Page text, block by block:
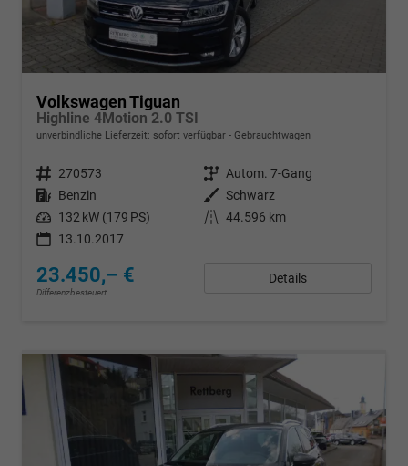
Volkswagen Tiguan
Highline 4Motion 2.0 TSI
unverbindliche Lieferzeit: sofort verfügbar Gebrauchtwagen
Fahrzeugnr. 270573 Getriebe Autom. 7-Gang
Kraftstoff Benzin Außenfarbe Schwarz
Leistung 132 kW (179 PS) Kilometerstand 44.596 km
13.10.2017
23.450,– €
Differenzbesteuert
Details